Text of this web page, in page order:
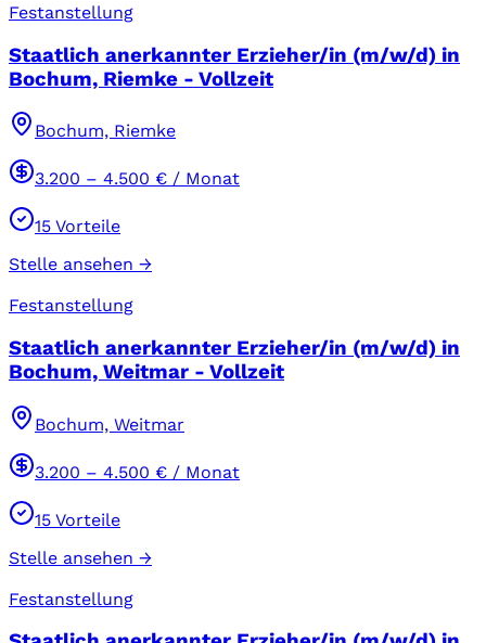
Festanstellung
Staatlich anerkannter Erzieher/in (m/w/d) in
Bochum, Riemke - Vollzeit
Bochum, Riemke
3.200 – 4.500 € / Monat
15 Vorteile
Stelle ansehen →
Festanstellung
Staatlich anerkannter Erzieher/in (m/w/d) in
Bochum, Weitmar - Vollzeit
Bochum, Weitmar
3.200 – 4.500 € / Monat
15 Vorteile
Stelle ansehen →
Festanstellung